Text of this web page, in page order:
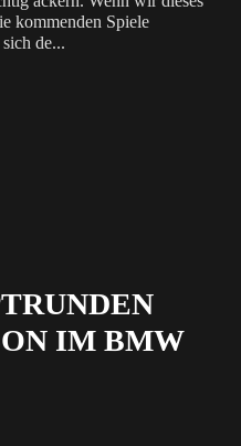
kommenden Spiele
de...
IM BMW